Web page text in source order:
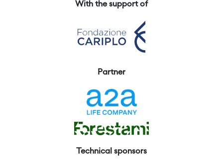
With the support of
Partner
Technical sponsors